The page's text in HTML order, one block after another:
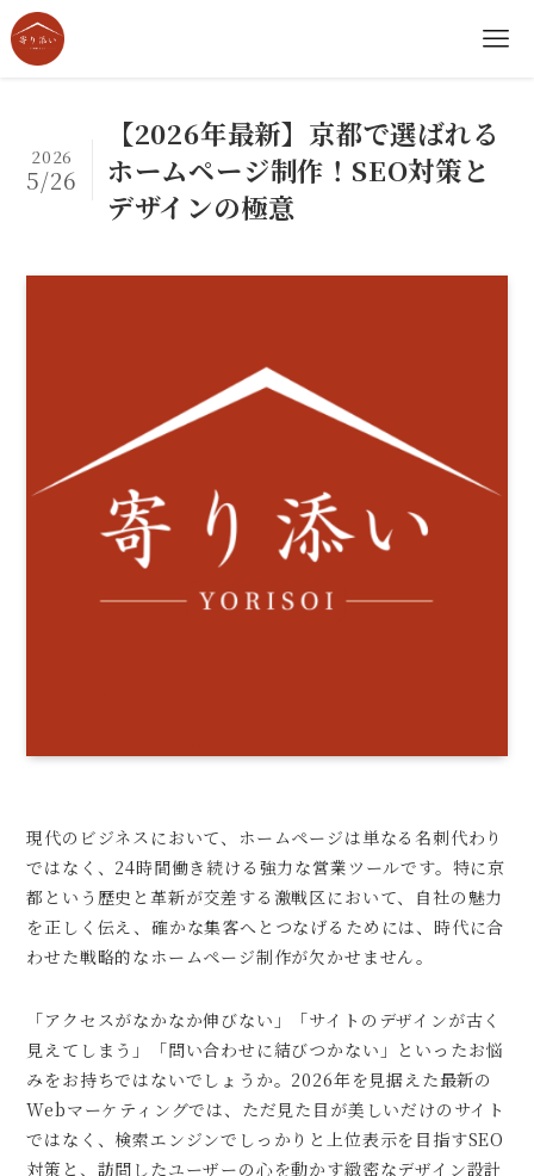
【2026年最新】京都で選ばれる
ホームページ制作！SEO対策と
デザインの極意
2026
5/26
現代のビジネスにおいて、ホームページは単なる名刺代わり
ではなく、24時間働き続ける強力な営業ツールです。特に京
都という歴史と革新が交差する激戦区において、自社の魅力
を正しく伝え、確かな集客へとつなげるためには、時代に合
わせた戦略的なホームページ制作が欠かせません。
「アクセスがなかなか伸びない」「サイトのデザインが古く
見えてしまう」「問い合わせに結びつかない」といったお悩
みをお持ちではないでしょうか。2026年を見据えた最新の
Webマーケティングでは、ただ見た目が美しいだけのサイト
ではなく、検索エンジンでしっかりと上位表示を目指すSEO
対策と、訪問したユーザーの心を動かす緻密なデザイン設計